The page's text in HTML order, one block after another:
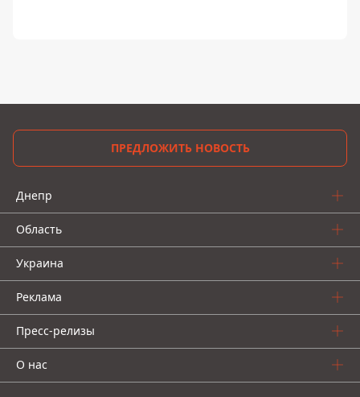
ПРЕДЛОЖИТЬ НОВОСТЬ
Днепр
Область
Украина
Реклама
Пресс-релизы
О нас